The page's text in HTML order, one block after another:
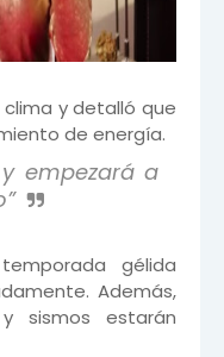
y detalló que
de energía.
empezará a
gélida
Además,
sismos estarán